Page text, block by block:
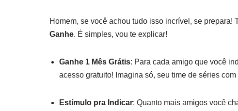
Homem, se você achou tudo isso incrível, se prepara!
Ganhe. É simples, vou te explicar!
Ganhe 1 Mês Grátis: Para cada amigo que você
acesso gratuito! Imagina só, seu time de séries
Estímulo pra Indicar: Quanto mais amigos você